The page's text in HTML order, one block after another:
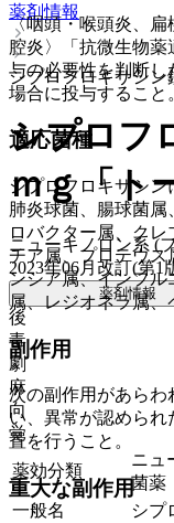
〈咽頭・喉頭炎、扁
腔炎〉「抗微生物
与の必要性を判断し
場合に投与すること
適応菌種
シプロフロキサシン
肺炎球菌、腸球菌属
ロバクター属、ク
チア属、プロテウス
ンシア属、インフル
属、レジオネラ属、
副作用
次の副作用があらわ
い、異常が認めら
置を行うこと。
重大な副作用
薬剤情報
シプロフロキサシン
シプロフ
ｍｇ「ト
ニューキノロン系 (
2023年06月改訂(第1
薬剤情報
後
毒
劇
麻
向
覚
薬効分類
ニュ
菌薬
一般名
シプ